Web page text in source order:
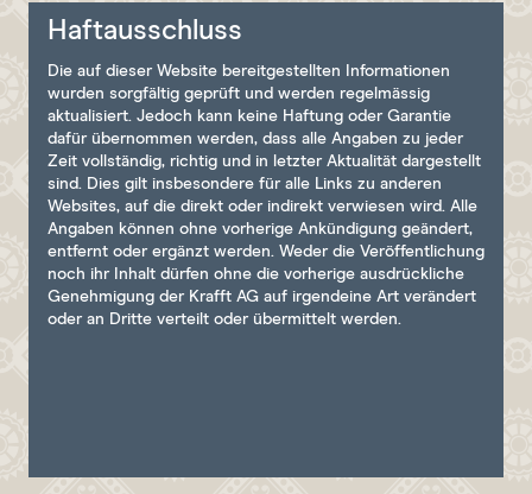
Haftausschluss
Die auf dieser Website bereitgestellten Informationen
wurden sorgfältig geprüft und werden regelmässig
aktualisiert. Jedoch kann keine Haftung oder Garantie
dafür übernommen werden, dass alle Angaben zu jeder
Zeit vollständig, richtig und in letzter Aktualität dargestellt
sind. Dies gilt insbesondere für alle Links zu anderen
Websites, auf die direkt oder indirekt verwiesen wird. Alle
Angaben können ohne vorherige Ankündigung geändert,
entfernt oder ergänzt werden. Weder die Veröffentlichung
noch ihr Inhalt dürfen ohne die vorherige ausdrückliche
Genehmigung der Krafft AG auf irgendeine Art verändert
oder an Dritte verteilt oder übermittelt werden.